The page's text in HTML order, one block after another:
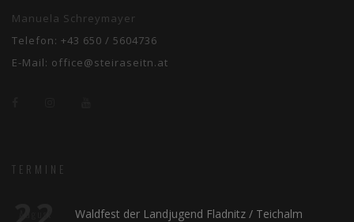
Manuela Schreymayer
Telefon: +43 650 / 5604736
E-Mail: office@steiraseitn.at
TERMINE
Waldfest der Landjugend Fladnitz / Teichalm